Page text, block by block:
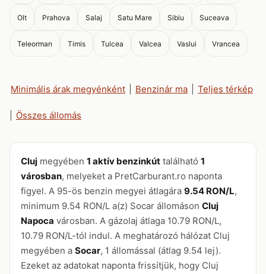
Olt Prahova Salaj Satu Mare Sibiu Suceava
Teleorman Timis Tulcea Valcea Vaslui Vrancea
Minimális árak megyénként Benzinár ma Teljes térkép
Összes állomás
Cluj megyében 1 aktív benzinkút található 1
városban, melyeket a PretCarburant.ro naponta
figyel. A 95-ös benzin megyei átlagára 9.54 RON/L,
minimum 9.54 RON/L a(z) Socar állomáson Cluj
Napoca városban. A gázolaj átlaga 10.79 RON/L,
10.79 RON/L-tól indul. A meghatározó hálózat Cluj
megyében a Socar, 1 állomással (átlag 9.54 lej).
Ezeket az adatokat naponta frissítjük, hogy Cluj